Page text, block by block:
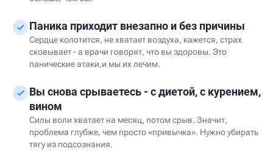
Паника приходит внезапно и без причины
Сердце колотится, не хватает воздуха, кажется, страх
сковывает - а врачи говорят, что вы здоровы. Это
панические атаки,и мы их лечим.
Вы снова срываетесь - с диетой, с курением,
вином
Силы воли хватает на месяц, потом срыв. Значит,
проблема глубже, чем просто «привычка». Нужно убирать
тягу из подсознания.